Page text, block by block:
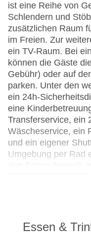
ist eine Reihe von
Schlendern und
zusätzlichen Raum
im Freien. Zur
ein TV-Raum. Bei
können die Gäste
Gebühr) oder auf
parken. Unter den
ein 24h-
eine
Transferservice, ein
Wäscheservice, ein
und ein eigener
Umgebung per Rad
Geschäftlichem hilft
Parkplatz
Check-in von:
Essen &